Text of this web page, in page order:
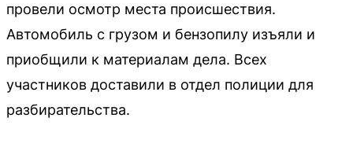
провели осмотр места происшествия.
Автомобиль с грузом и бензопилу изъяли и
приобщили к материалам дела. Всех
участников доставили в отдел полиции для
разбирательства.